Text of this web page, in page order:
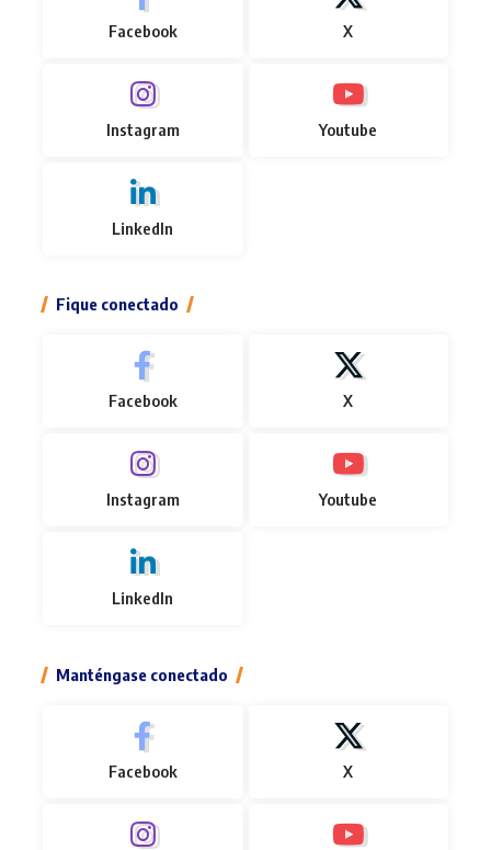
Facebook X
Instagram Youtube
LinkedIn
Fique conectado
Facebook X
Instagram Youtube
LinkedIn
Manténgase conectado
Facebook X